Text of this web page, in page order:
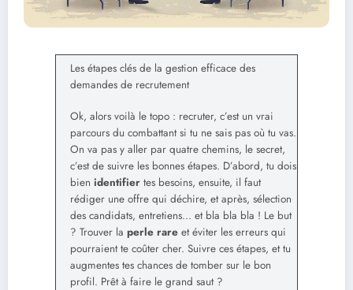
Les étapes clés de la gestion efficace des
demandes de recrutement
Ok, alors voilà le topo : recruter, c’est un vrai
parcours du combattant si tu ne sais pas où tu vas.
On va pas y aller par quatre chemins, le secret,
c’est de suivre les bonnes étapes. D’abord, tu dois
bien identifier tes besoins, ensuite, il faut
rédiger une offre qui déchire, et après, sélection
des candidats, entretiens… et bla bla bla ! Le but
? Trouver la perle rare et éviter les erreurs qui
pourraient te coûter cher. Suivre ces étapes, et tu
augmentes tes chances de tomber sur le bon
profil. Prêt à faire le grand saut ?